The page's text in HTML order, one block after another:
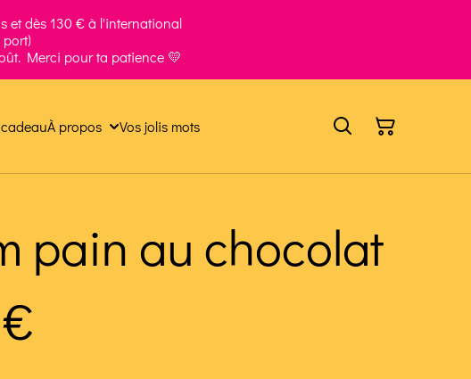
et dès 130 € à l'international
Merci pour ta patience 💛
À propos Vos jolis mots
pain au chocolat